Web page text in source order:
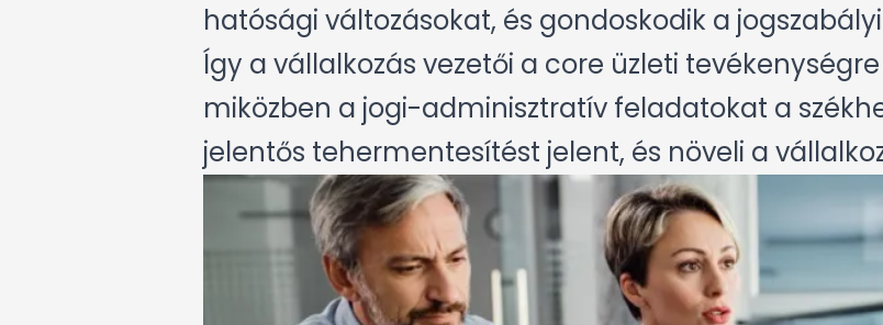
hatósági változásokat, és gondoskodik a
Így a vállalkozás vezetői a core üzleti
miközben a jogi-adminisztratív feladatokat a
jelentős tehermentesítést jelent, és növeli a